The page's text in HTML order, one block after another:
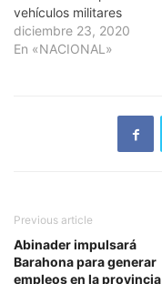
vehículos militares
diciembre 23, 2020
En «NACIONAL»
Previous article
Abinader impulsará
Barahona para generar
empleos en la provincia